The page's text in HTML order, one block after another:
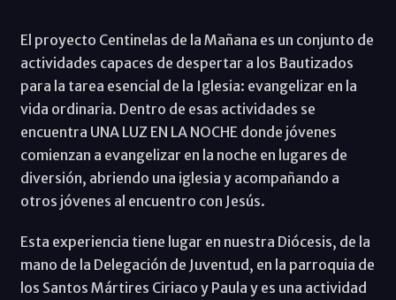
El proyecto Centinelas de la Mañana es un conjunto de
actividades capaces de despertar a los Bautizados
para la tarea esencial de la Iglesia: evangelizar en la
vida ordinaria. Dentro de esas actividades se
encuentra UNA LUZ EN LA NOCHE donde jóvenes
comienzan a evangelizar en la noche en lugares de
diversión, abriendo una iglesia y acompañando a
otros jóvenes al encuentro con Jesús.
Esta experiencia tiene lugar en nuestra Diócesis, de la
mano de la Delegación de Juventud, en la parroquia de
los Santos Mártires Ciriaco y Paula y es una actividad